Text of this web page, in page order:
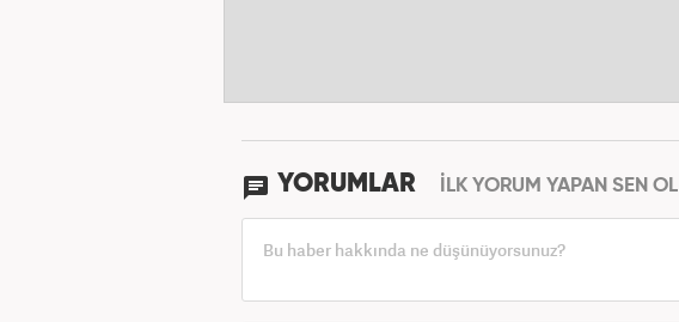
YORUMLAR İLK YORUM YAPAN SEN OL